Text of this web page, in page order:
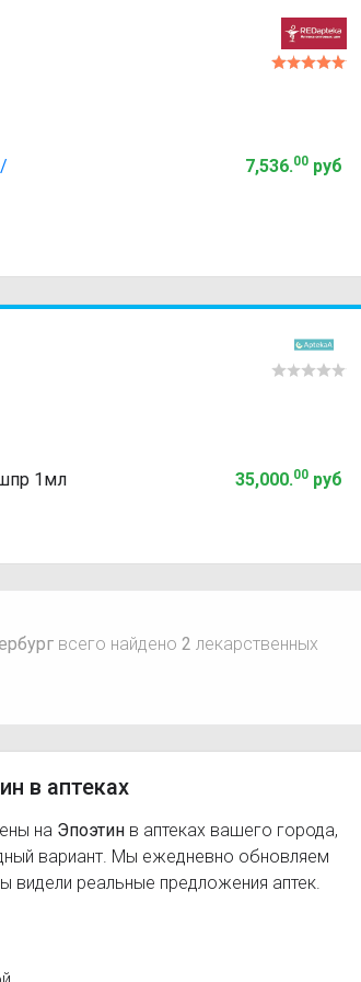
7,536.00руб
1мл
35,000.00руб
всего найдено 2 лекарственных
в аптеках
на Эпоэтин в аптеках вашего города,
вариант. Мы ежедневно обновляем
видели реальные предложения аптек.